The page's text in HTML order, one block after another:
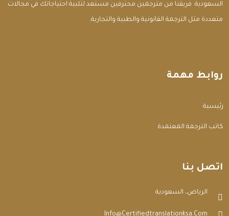
السعودية. فريقنا من مترجمين محترفين مستعد لتلبية احتياجاتك في مجالات
متعددة مثل الترجمة القانونية والطبية والتجارية.
روابط مهمة
الرئيسية
مكاتب الترجمة المعتمدة
اتصل بنا
الرياض، السعودية
Info@certifiedtranslationksa.com